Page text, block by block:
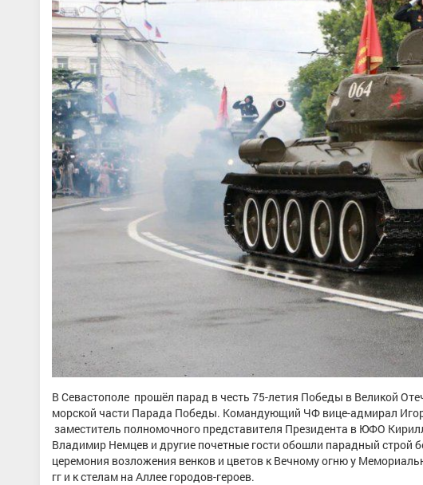
В Севастополе прошёл парад в честь 75-летия Победы в Великой
морской части Парада Победы. Командующий ЧФ вице-адмирал
заместитель полномочного представителя Президента в ЮФО
Владимир Немцев и другие почетные гости обошли парадный строй
церемония возложения венков и цветов к Вечному огню у
гг и к стелам на Аллее городов-героев.